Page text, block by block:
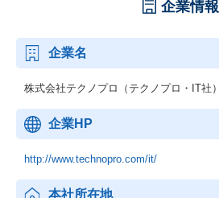
企業情報
企業名
株式会社テクノプロ（テクノプロ・IT社）
企業HP
http://www.technopro.com/it/
本社所在地